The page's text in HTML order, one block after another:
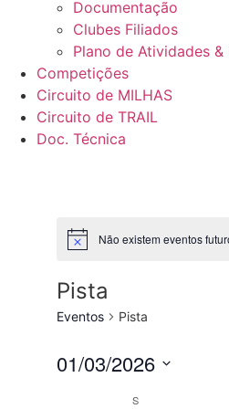
Documentação
Clubes Filiados
Plano de Atividades &
Competições
Circuito de MILHAS
Circuito de TRAIL
Doc. Técnica
Não existem eventos
Pista
Eventos Pista
01/03/2026
S